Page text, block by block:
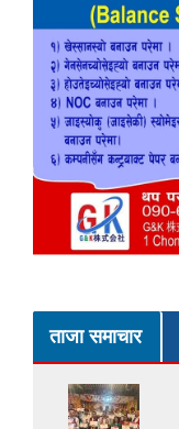
ताजा समाचार